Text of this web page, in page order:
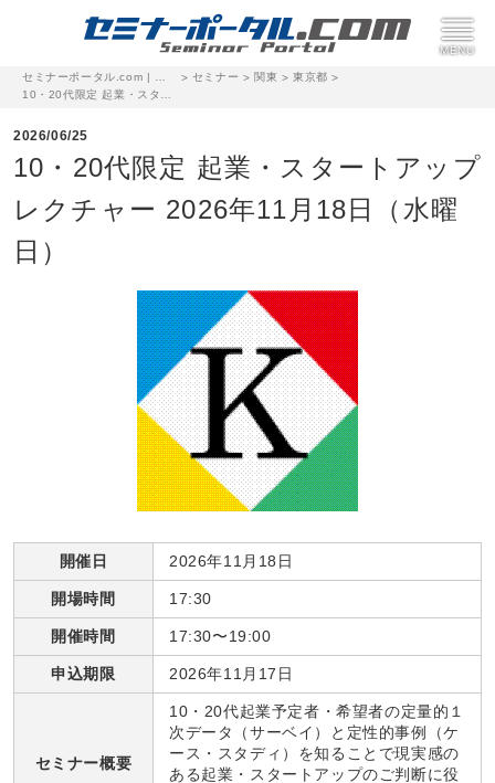
> セミナー > 関東 >東京都 >
2026/06/25
10・20代限定 起業・スタートアップ
レクチャー 2026年11月18日（水曜
日）
開催日 2026年11月18日
開場時間 17:30
開催時間 17:30〜19:00
申込期限 2026年11月17日
セミナー概要
10・20代起業予定者・希望者の定量的１
次データ（サーベイ）と定性的事例（ケ
ース・スタディ）を知ることで現実感の
ある起業・スタートアップのご判断に役